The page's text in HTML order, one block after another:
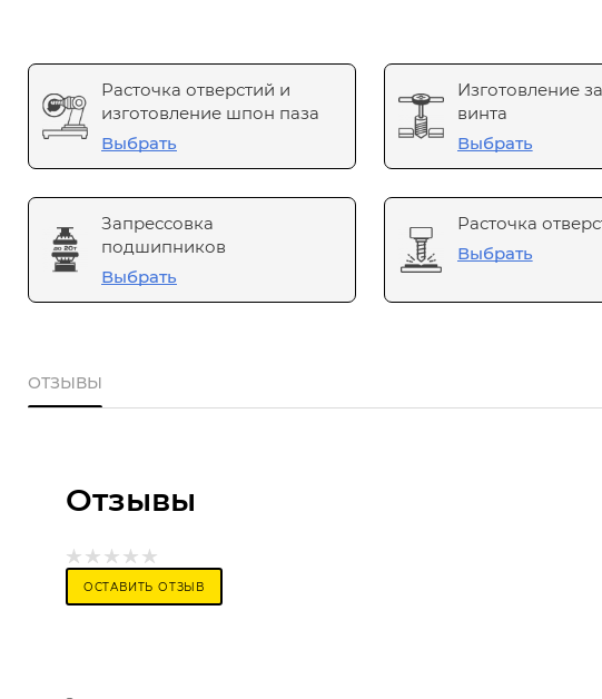
Расточка отверстий и
изготовление шпон паза
Выбрать
Изготовление
винта
Выбрать
Запрессовка
подшипников
Выбрать
Расточка
Выбрать
ОТЗЫВЫ
Отзывы
ОСТАВИТЬ ОТЗЫВ